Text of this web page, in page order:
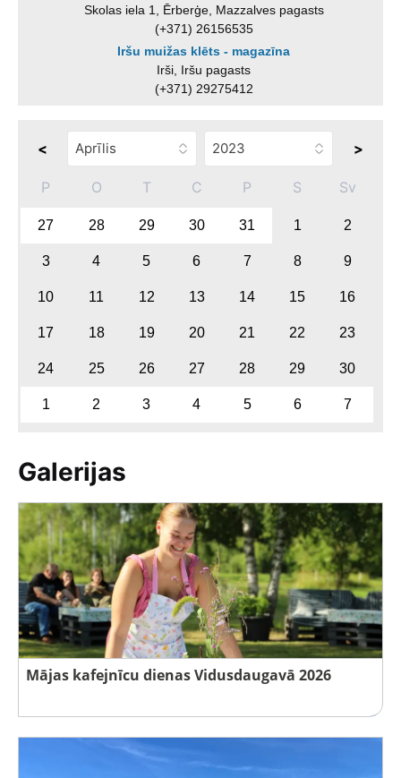
Skolas iela 1, Ērberģe, Mazzalves pagasts
(+371) 26156535
Iršu muižas klēts - magazīna
Irši, Iršu pagasts
(+371) 29275412
< >
P O T C P S Sv
27 28 29 30 31 1 2
3 4 5 6 7 8 9
10 11 12 13 14 15 16
17 18 19 20 21 22 23
24 25 26 27 28 29 30
1 2 3 4 5 6 7
Galerijas
Mājas kafejnīcu dienas Vidusdaugavā 2026